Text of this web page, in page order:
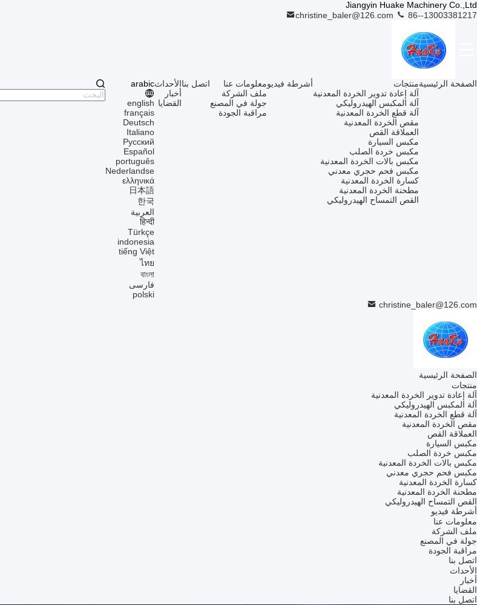
Jiangyin Huake Machinery Co.,Ltd
christine_baler@126.com
86--13003381217
الصفحة الرئيسيةمنتجات
آلة إعادة تدوير الخردة المعدنية
آلة المكبس الهيدروليكي
آلة قطع الخردة المعدنية
مقص الخردة المعدنية
العملاقة القص
مكبس السيارة
مكبس خردة الصلب
مكبس بالات الخردة المعدنية
مكبس فحم حجري معدني
كسارة الخردة المعدنية
مطحنة الخردة المعدنية
القص التمساح الهيدروليكي
أشرطة فيديومعلومات عنا
ملف الشركة
جولة في المصنع
مراقبة الجودة
اتصل بناالأحداث
أخبار
القضايا
arabic
english
français
Deutsch
Italiano
Русский
Español
português
Nederlandse
ελληνικά
日本語
한국
العربية
हिन्दी
Türkçe
indonesia
tiếng Việt
ไทย
বাংলা
فارسی
polski
christine_baler@126.com
الصفحة الرئيسية
منتجات
آلة إعادة تدوير الخردة المعدنية
آلة المكبس الهيدروليكي
آلة قطع الخردة المعدنية
مقص الخردة المعدنية
العملاقة القص
مكبس السيارة
مكبس خردة الصلب
مكبس بالات الخردة المعدنية
مكبس فحم حجري معدني
كسارة الخردة المعدنية
مطحنة الخردة المعدنية
القص التمساح الهيدروليكي
أشرطة فيديو
معلومات عنا
ملف الشركة
جولة في المصنع
مراقبة الجودة
اتصل بنا
الأحداث
أخبار
القضايا
اتصل بنا